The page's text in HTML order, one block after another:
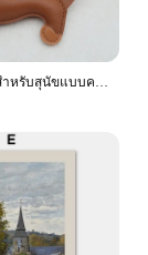
พวงกุญแจหนังสำหรับสุนัขแบบคลาสสิกมีหลายสีพวงกุญแจสุนัขสุนัขดัชชุนด์น่ารักอุปกรณ์ประดับโทรศัพท์พวงกุญแจห้อยกระเป๋าเล็กๆน้อยๆกุญแจอุปกรณ์เสริมห่วง